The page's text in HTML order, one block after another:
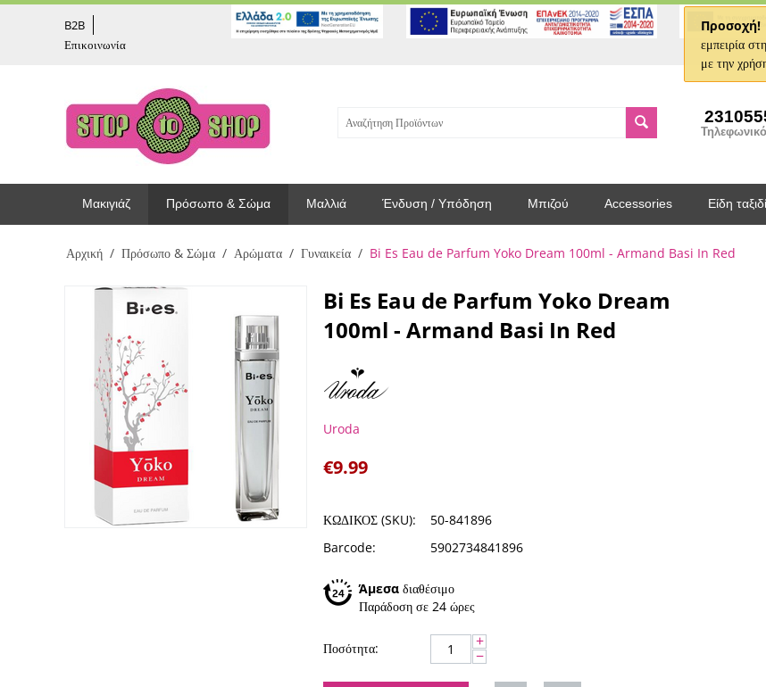
Προσοχή!
εμπειρία
με την
B2B
Επικοινωνία
Μακιγιάζ Πρόσωπο & Σώμα Μαλλιά Ένδυση / Υπόδηση Μπιζού Accessories Είδη
Αρχική / Πρόσωπο & Σώμα / Αρώματα / Γυναικεία / Bi Es Eau de Parfum Yoko Dream 100ml - Armand Basi In Red
Bi Es Eau de Parfum Yoko Dream
100ml - Armand Basi In Red
Uroda
€9.99
ΚΩΔΙΚΟΣ (SKU):
50-841896
Barcode:
5902734841896
Άμεσα διαθέσιμο
Παράδοση σε 24 ώρες
Ποσότητα: +
−